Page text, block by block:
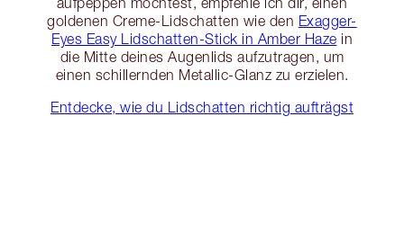
goldenen Creme-Lidschatten wie den Exagger-
Eyes Easy Lidschatten-Stick in Amber Haze in
die Mitte deines Augenlids aufzutragen, um
einen schillernden Metallic-Glanz zu erzielen.
Entdecke, wie du Lidschatten richtig aufträgst